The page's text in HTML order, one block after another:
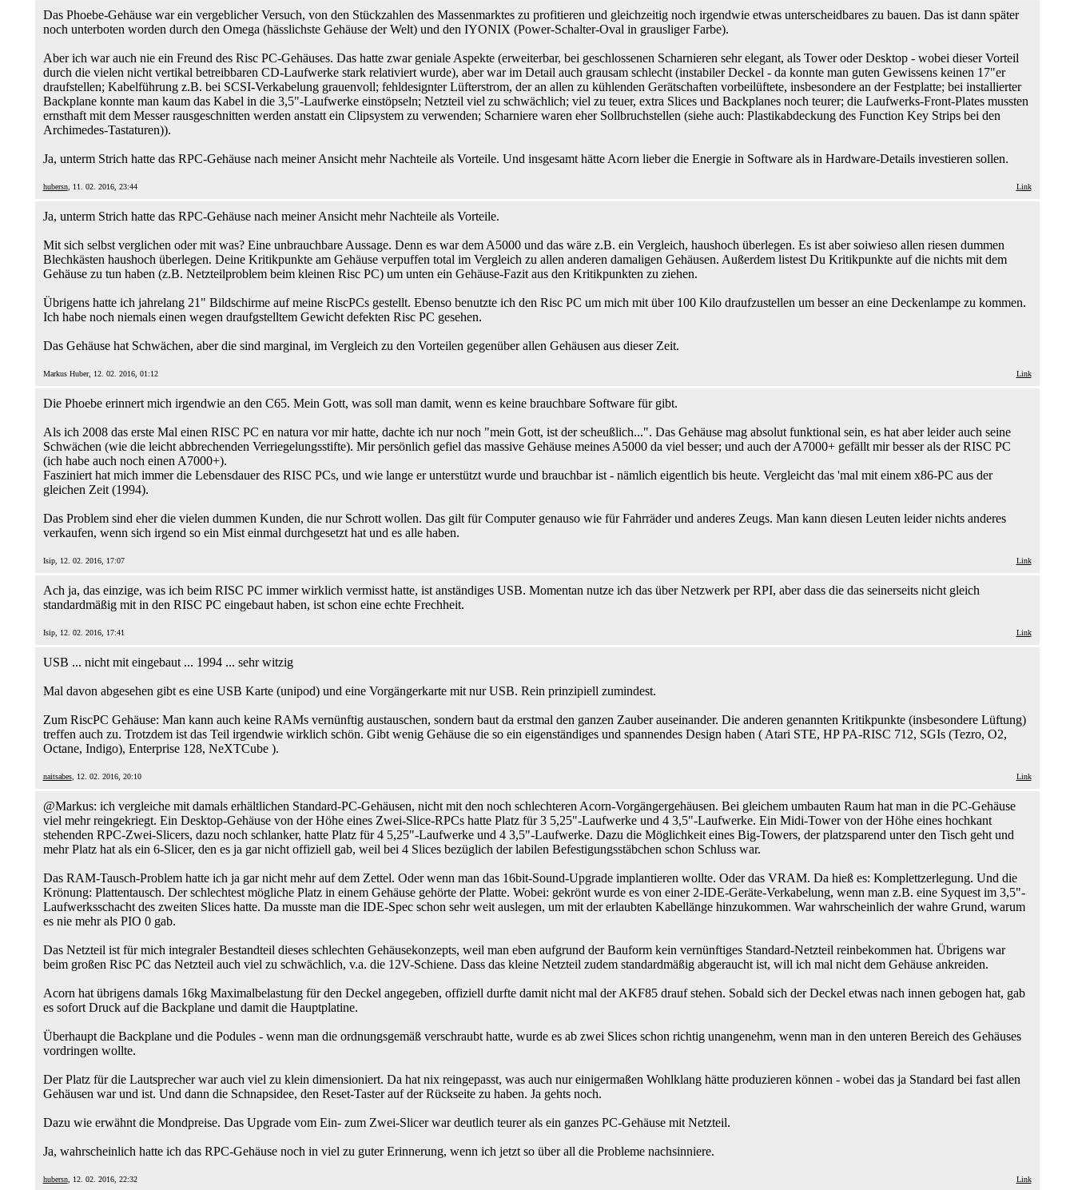
Das Phoebe-Gehäuse war ein vergeblicher Versuch, von den Stückzahlen des Massenmarktes zu profitieren und gleichzeitig noch irgendwie etwas unterscheidbares zu bauen. Das ist dann später
noch unterboten worden durch den Omega (hässlichste Gehäuse der Welt) und den IYONIX (Power-Schalter-Oval in grausliger Farbe).
Aber ich war auch nie ein Freund des Risc PC-Gehäuses. Das hatte zwar geniale Aspekte (erweiterbar, bei geschlossenen Scharnieren sehr elegant, als Tower oder Desktop - wobei dieser Vorteil
durch die vielen nicht vertikal betreibbaren CD-Laufwerke stark relativiert wurde), aber war im Detail auch grausam schlecht (instabiler Deckel - da konnte man guten Gewissens keinen 17"er
draufstellen; Kabelführung z.B. bei SCSI-Verkabelung grauenvoll; fehldesignter Lüfterstrom, der an allen zu kühlenden Gerätschaften vorbeilüftete, insbesondere an der Festplatte; bei installierter
Backplane konnte man kaum das Kabel in die 3,5"-Laufwerke einstöpseln; Netzteil viel zu schwächlich; viel zu teuer, extra Slices und Backplanes noch teurer; die Laufwerks-Front-Plates mussten
ernsthaft mit dem Messer rausgeschnitten werden anstatt ein Clipsystem zu verwenden; Scharniere waren eher Sollbruchstellen (siehe auch: Plastikabdeckung des Function Key Strips bei den
Archimedes-Tastaturen)).
Ja, unterm Strich hatte das RPC-Gehäuse nach meiner Ansicht mehr Nachteile als Vorteile. Und insgesamt hätte Acorn lieber die Energie in Software als in Hardware-Details investieren sollen.
hubersn, 11. 02. 2016, 23:44 Link
Ja, unterm Strich hatte das RPC-Gehäuse nach meiner Ansicht mehr Nachteile als Vorteile.
Mit sich selbst verglichen oder mit was? Eine unbrauchbare Aussage. Denn es war dem A5000 und das wäre z.B. ein Vergleich, haushoch überlegen. Es ist aber soiwieso allen riesen dummen
Blechkästen haushoch überlegen. Deine Kritikpunkte am Gehäuse verpuffen total im Vergleich zu allen anderen damaligen Gehäusen. Außerdem listest Du Kritikpunkte auf die nichts mit dem
Gehäuse zu tun haben (z.B. Netzteilproblem beim kleinen Risc PC) um unten ein Gehäuse-Fazit aus den Kritikpunkten zu ziehen.
Übrigens hatte ich jahrelang 21" Bildschirme auf meine RiscPCs gestellt. Ebenso benutzte ich den Risc PC um mich mit über 100 Kilo draufzustellen um besser an eine Deckenlampe zu kommen.
Ich habe noch niemals einen wegen draufgstelltem Gewicht defekten Risc PC gesehen.
Das Gehäuse hat Schwächen, aber die sind marginal, im Vergleich zu den Vorteilen gegenüber allen Gehäusen aus dieser Zeit.
Markus Huber, 12. 02. 2016, 01:12 Link
Die Phoebe erinnert mich irgendwie an den C65. Mein Gott, was soll man damit, wenn es keine brauchbare Software für gibt.
Als ich 2008 das erste Mal einen RISC PC en natura vor mir hatte, dachte ich nur noch "mein Gott, ist der scheußlich...". Das Gehäuse mag absolut funktional sein, es hat aber leider auch seine
Schwächen (wie die leicht abbrechenden Verriegelungsstifte). Mir persönlich gefiel das massive Gehäuse meines A5000 da viel besser; und auch der A7000+ gefällt mir besser als der RISC PC
(ich habe auch noch einen A7000+).
Fasziniert hat mich immer die Lebensdauer des RISC PCs, und wie lange er unterstützt wurde und brauchbar ist - nämlich eigentlich bis heute. Vergleicht das 'mal mit einem x86-PC aus der
gleichen Zeit (1994).
Das Problem sind eher die vielen dummen Kunden, die nur Schrott wollen. Das gilt für Computer genauso wie für Fahrräder und anderes Zeugs. Man kann diesen Leuten leider nichts anderes
verkaufen, wenn sich irgend so ein Mist einmal durchgesetzt hat und es alle haben.
Isip, 12. 02. 2016, 17:07 Link
Ach ja, das einzige, was ich beim RISC PC immer wirklich vermisst hatte, ist anständiges USB. Momentan nutze ich das über Netzwerk per RPI, aber dass die das seinerseits nicht gleich
standardmäßig mit in den RISC PC eingebaut haben, ist schon eine echte Frechheit.
Isip, 12. 02. 2016, 17:41 Link
USB ... nicht mit eingebaut ... 1994 ... sehr witzig
Mal davon abgesehen gibt es eine USB Karte (unipod) und eine Vorgängerkarte mit nur USB. Rein prinzipiell zumindest.
Zum RiscPC Gehäuse: Man kann auch keine RAMs vernünftig austauschen, sondern baut da erstmal den ganzen Zauber auseinander. Die anderen genannten Kritikpunkte (insbesondere Lüftung)
treffen auch zu. Trotzdem ist das Teil irgendwie wirklich schön. Gibt wenig Gehäuse die so ein eigenständiges und spannendes Design haben ( Atari STE, HP PA-RISC 712, SGIs (Tezro, O2,
Octane, Indigo), Enterprise 128, NeXTCube ).
naitsabes, 12. 02. 2016, 20:10 Link
@Markus: ich vergleiche mit damals erhältlichen Standard-PC-Gehäusen, nicht mit den noch schlechteren Acorn-Vorgängergehäusen. Bei gleichem umbauten Raum hat man in die PC-Gehäuse
viel mehr reingekriegt. Ein Desktop-Gehäuse von der Höhe eines Zwei-Slice-RPCs hatte Platz für 3 5,25"-Laufwerke und 4 3,5"-Laufwerke. Ein Midi-Tower von der Höhe eines hochkant
stehenden RPC-Zwei-Slicers, dazu noch schlanker, hatte Platz für 4 5,25"-Laufwerke und 4 3,5"-Laufwerke. Dazu die Möglichkeit eines Big-Towers, der platzsparend unter den Tisch geht und
mehr Platz hat als ein 6-Slicer, den es ja gar nicht offiziell gab, weil bei 4 Slices bezüglich der labilen Befestigungsstäbchen schon Schluss war.
Das RAM-Tausch-Problem hatte ich ja gar nicht mehr auf dem Zettel. Oder wenn man das 16bit-Sound-Upgrade implantieren wollte. Oder das VRAM. Da hieß es: Komplettzerlegung. Und die
Krönung: Plattentausch. Der schlechtest mögliche Platz in einem Gehäuse gehörte der Platte. Wobei: gekrönt wurde es von einer 2-IDE-Geräte-Verkabelung, wenn man z.B. eine Syquest im 3,5"-
Laufwerksschacht des zweiten Slices hatte. Da musste man die IDE-Spec schon sehr weit auslegen, um mit der erlaubten Kabellänge hinzukommen. War wahrscheinlich der wahre Grund, warum
es nie mehr als PIO 0 gab.
Das Netzteil ist für mich integraler Bestandteil dieses schlechten Gehäusekonzepts, weil man eben aufgrund der Bauform kein vernünftiges Standard-Netzteil reinbekommen hat. Übrigens war
beim großen Risc PC das Netzteil auch viel zu schwächlich, v.a. die 12V-Schiene. Dass das kleine Netzteil zudem standardmäßig abgeraucht ist, will ich mal nicht dem Gehäuse ankreiden.
Acorn hat übrigens damals 16kg Maximalbelastung für den Deckel angegeben, offiziell durfte damit nicht mal der AKF85 drauf stehen. Sobald sich der Deckel etwas nach innen gebogen hat, gab
es sofort Druck auf die Backplane und damit die Hauptplatine.
Überhaupt die Backplane und die Podules - wenn man die ordnungsgemäß verschraubt hatte, wurde es ab zwei Slices schon richtig unangenehm, wenn man in den unteren Bereich des Gehäuses
vordringen wollte.
Der Platz für die Lautsprecher war auch viel zu klein dimensioniert. Da hat nix reingepasst, was auch nur einigermaßen Wohlklang hätte produzieren können - wobei das ja Standard bei fast allen
Gehäusen war und ist. Und dann die Schnapsidee, den Reset-Taster auf der Rückseite zu haben. Ja gehts noch.
Dazu wie erwähnt die Mondpreise. Das Upgrade vom Ein- zum Zwei-Slicer war deutlich teurer als ein ganzes PC-Gehäuse mit Netzteil.
Ja, wahrscheinlich hatte ich das RPC-Gehäuse noch in viel zu guter Erinnerung, wenn ich jetzt so über all die Probleme nachsinniere.
hubersn, 12. 02. 2016, 22:32 Link